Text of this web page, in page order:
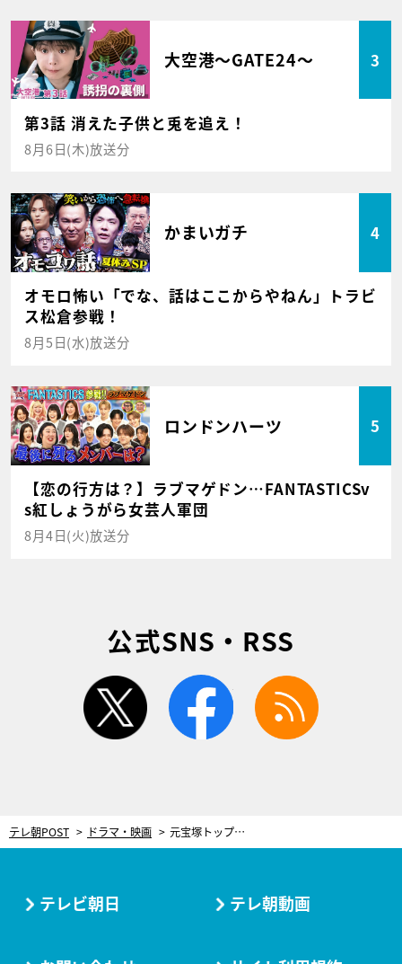
大空港～GATE24～ 3
第3話 消えた子供と兎を追え！
8月6日(木)放送分
かまいガチ 4
オモロ怖い「でな、話はここからやねん」トラビ
ス松倉参戦！
8月5日(水)放送分
ロンドンハーツ 5
【恋の行方は？】ラブマゲドン…FANTASTICSv
s紅しょうがら女芸人軍団
8月4日(火)放送分
公式SNS・RSS
twitter facebook
テレ朝POST ドラマ・映画 元宝塚トップスター・音月桂、『科捜研の女』に登場！沢口靖子と華やかな2ショットが実現
テレビ朝日 テレ朝動画